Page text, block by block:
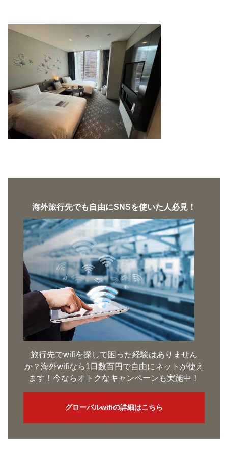
海外旅行先でも自由にSNSを使いた人必見！
旅行先でwifiを探して困った経験はありません
か？海外wifiなら1日数百円で自由にネットが使え
ます！今ならオトクなキャンペーンも実施中！
グローバルwifiの詳細はこちら